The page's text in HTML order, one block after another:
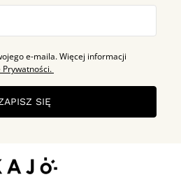
e-maila. Więcej informacji
Prywatności.
SIĘ